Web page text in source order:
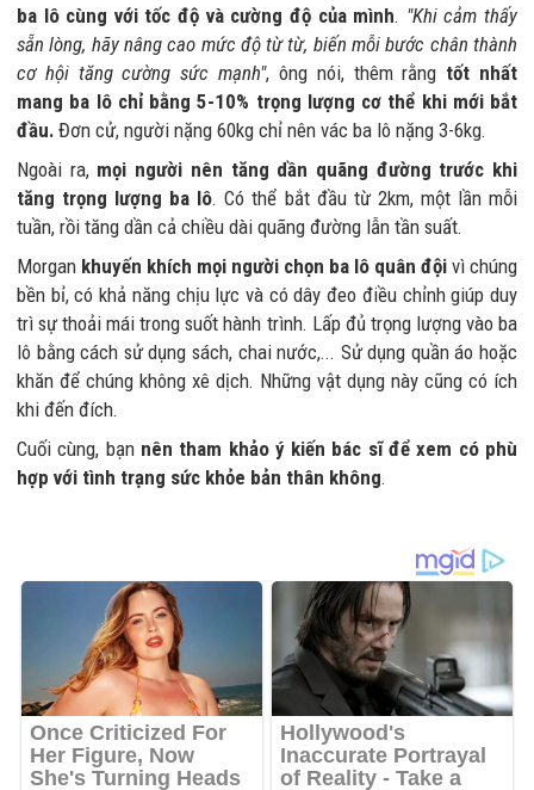
ba lô cùng với tốc độ và cường độ của mình. "Khi cảm thấy
sẵn lòng, hãy nâng cao mức độ từ từ, biến mỗi bước chân thành
cơ hội tăng cường sức mạnh", ông nói, thêm rằng tốt nhất
mang ba lô chỉ bằng 5-10% trọng lượng cơ thể khi mới bắt
đầu. Đơn cử, người nặng 60kg chỉ nên vác ba lô nặng 3-6kg.
Ngoài ra,mọi người nên tăng dần quãng đường trước khi
tăng trọng lượng ba lô. Có thể bắt đầu từ 2km, một lần mỗi
tuần, rồi tăng dần cả chiều dài quãng đường lẫn tần suất.
Morgan khuyến khích mọi người chọn ba lô quân đội vì chúng
bền bỉ, có khả năng chịu lực và có dây đeo điều chỉnh giúp duy
trì sự thoải mái trong suốt hành trình. Lấp đủ trọng lượng vào ba
lô bằng cách sử dụng sách, chai nước,... Sử dụng quần áo hoặc
khăn để chúng không xê dịch. Những vật dụng này cũng có ích
khi đến đích.
Cuối cùng, bạn nên tham khảo ý kiến bác sĩ để xem có phù
hợp với tình trạng sức khỏe bản thân không.